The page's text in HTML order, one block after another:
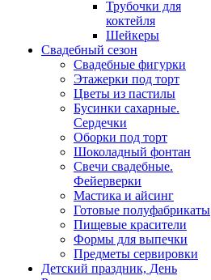
Трубочки для
коктейля
Шейкеры
Свадебный сезон
Свадебные фигурки
Этажерки под торт
Цветы из пастилы
Бусинки сахарные.
Сердечки
Оборки под торт
Шоколадный фонтан
Свечи свадебные.
Фейерверки
Мастика и айсинг
Готовые полуфабрикаты
Пищевые красители
Формы для выпечки
Предметы сервировки
Детский праздник, День